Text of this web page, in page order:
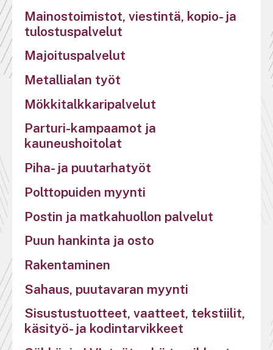
Mainostoimistot, viestintä, kopio- ja
tulostuspalvelut
Majoituspalvelut
Metallialan työt
Mökkitalkkaripalvelut
Parturi-kampaamot ja
kauneushoitolat
Piha- ja puutarhatyöt
Polttopuiden myynti
Postin ja matkahuollon palvelut
Puun hankinta ja osto
Rakentaminen
Sahaus, puutavaran myynti
Sisustustuotteet, vaatteet, tekstiilit,
käsityö- ja kodintarvikkeet